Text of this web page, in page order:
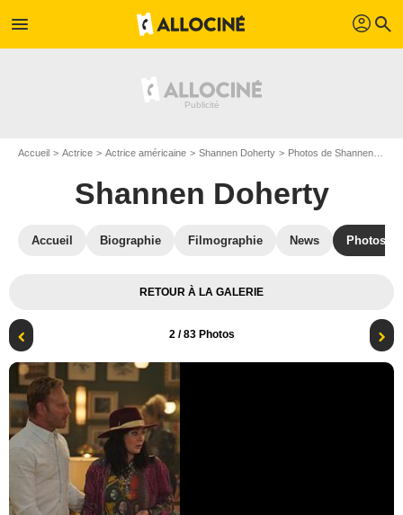
menu profil search
Accueil Actrice Actrice américaine Shannen Doherty Photos de Shannen Doherty
Shannen Doherty
Accueil Biographie Filmographie News Photos
RETOUR À LA GALERIE
2/ 83 Photos